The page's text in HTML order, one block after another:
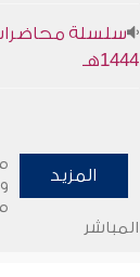
سلسلة
1444هـ
المزيد
المباشر